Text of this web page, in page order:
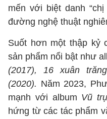
mến với biệt danh
đường nghệ thuật
Suốt hơn một thập kỷ
sản phẩm nổi bật như
(2017), 16 xuân
(2020). Năm 2023,
mạnh với album Vũ
hứng từ các tác phẩm